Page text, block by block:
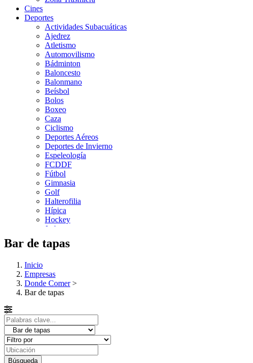
Cines
Deportes
Actividades Subacuáticas
Ajedrez
Atletismo
Automovilismo
Bádminton
Baloncesto
Balonmano
Beísbol
Bolos
Boxeo
Caza
Ciclismo
Deportes Aéreos
Deportes de Invierno
Espeleología
FCDDF
Fútbol
Gimnasia
Golf
Halterofilia
Hípica
Hockey
Judo
Kickboxing
Pádel
Patinaje
Pesca
Remo
Rugby
Salvamento y Socorrismo
Squash
Surf
Bar de tapas
Inicio
Empresas
Donde Comer >
Bar de tapas
Búsqueda